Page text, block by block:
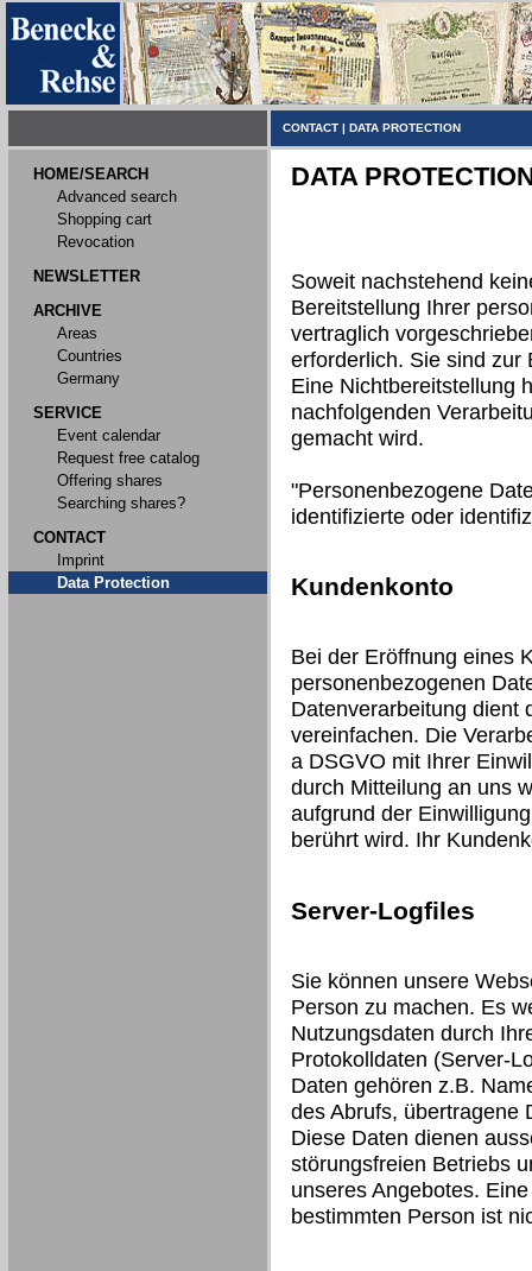
CONTACT | DATA PROTECTION
HOME/SEARCH
Advanced search
Shopping cart
Revocation
NEWSLETTER
ARCHIVE
Areas
Countries
Germany
SERVICE
Event calendar
Request free catalog
Offering shares
Searching shares?
CONTACT
Imprint
Data Protection
DATA
Soweit nachstehend
Bereitstellung Ihrer
vertraglich
erforderlich. Sie sind zur
Eine Nichtbereitstellung
nachfolgenden
gemacht wird.
"Personenbezogene
identifizierte oder
Kundenkonto
Bei der Eröffnung eines
personenbezogenen
Datenverarbeitung dient
vereinfachen. Die
a DSGVO mit Ihrer
durch Mitteilung an uns
aufgrund der
berührt wird. Ihr
Server-Logfiles
Sie können unsere
Person zu machen. Es
Nutzungsdaten durch
Protokolldaten (Server-
Daten gehören z.B.
des Abrufs, übertragene
Diese Daten dienen
störungsfreien Betriebs
unseres Angebotes.
bestimmten Person ist